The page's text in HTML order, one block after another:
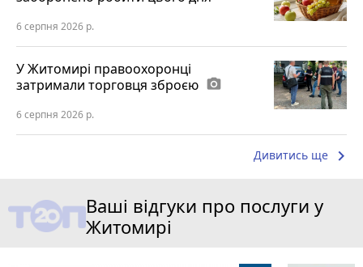
6 серпня 2026 р.
У Житомирі правоохоронці
затримали торговця зброєю photo_camera
6 серпня 2026 р.
Дивитись ще keyboard_arrow_right
Ваші відгуки про послуги у
Житомирі